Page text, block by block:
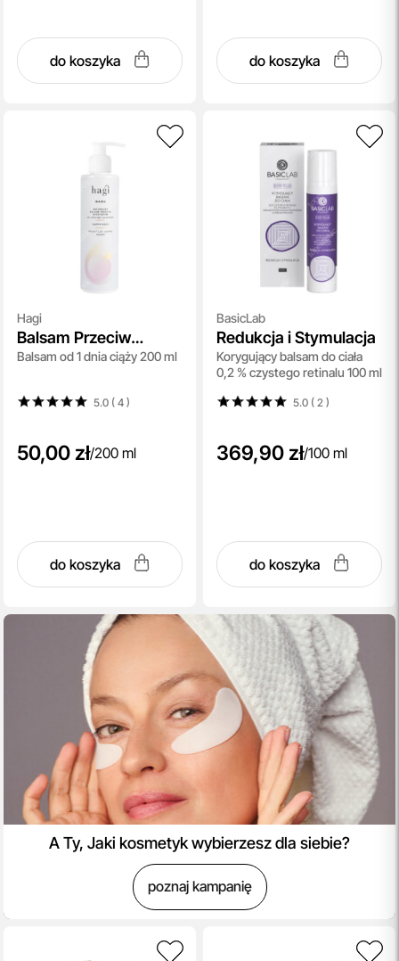
do koszyka do koszyka
Hagi
Balsam Przeciw
Rozstępom
Balsam od 1 dnia ciąży 200 ml
5.0 ( 4)
50,00 zł/200 ml
do koszyka
BasicLab
Redukcja i Stymulacja
Korygujący balsam do ciała
0,2 % czystego retinalu 100 ml
5.0 ( 2 )
369,90 zł/100 ml
do koszyka
A Ty, Jaki kosmetyk wybierzesz dla siebie?
poznaj kampanię